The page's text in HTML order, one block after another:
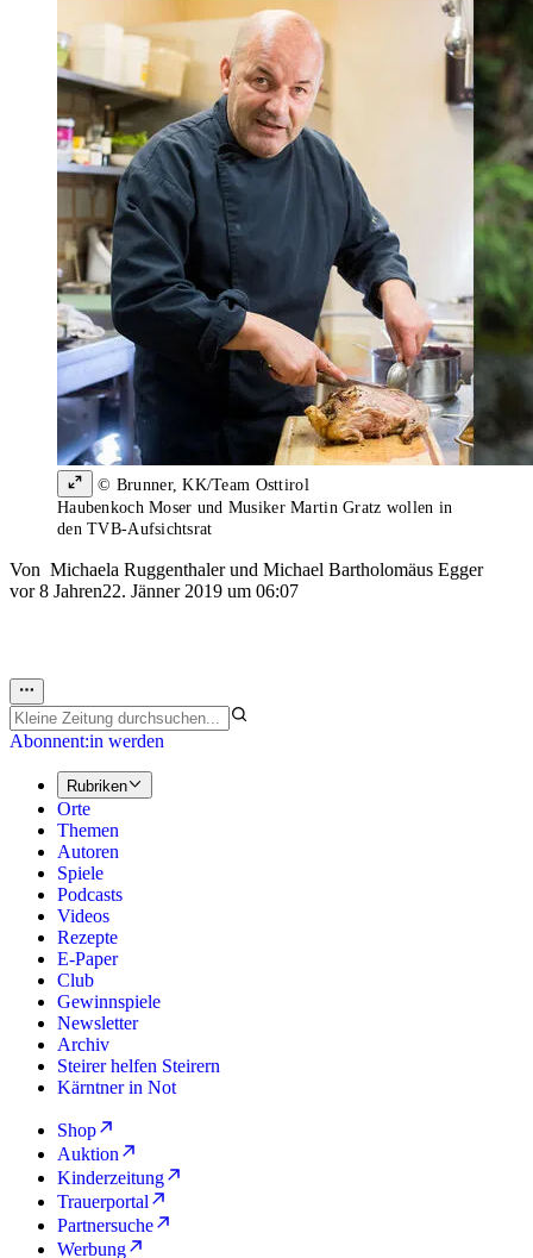
© Brunner, KK/Team Osttirol
Haubenkoch Moser und Musiker Martin Gratz wollen in
den TVB-Aufsichtsrat
Von Michaela Ruggenthalerund Michael Bartholomäus Egger
vor 8 Jahren22. Jänner 2019 um 06:07
Abonnent:in werden
Rubriken
Orte
Themen
Autoren
Spiele
Podcasts
Videos
Rezepte
E-Paper
Club
Gewinnspiele
Newsletter
Archiv
Steirer helfen Steirern
Kärntner in Not
Shop
Auktion
Kinderzeitung
Trauerportal
Partnersuche
Werbung